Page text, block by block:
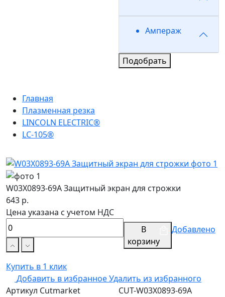
Ампераж
Подобрать
Главная
Плазменная резка
LINCOLN ELECTRIC®
LC-105®
W03X0893-69A Защитный экран для строжки
643 р.
Цена указана с учетом НДС
В
корзину
Добавлено
Купить в 1 клик
Добавить в избранноеУдалить из избранного
Артикул Cutmarket
CUT-W03X0893-69A